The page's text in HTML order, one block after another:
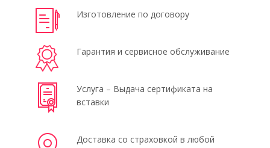
Изготовление по договору
Гарантия и сервисное обслуживание
Услуга – Выдача сертификата на
вставки
Доставка со страховкой в любой